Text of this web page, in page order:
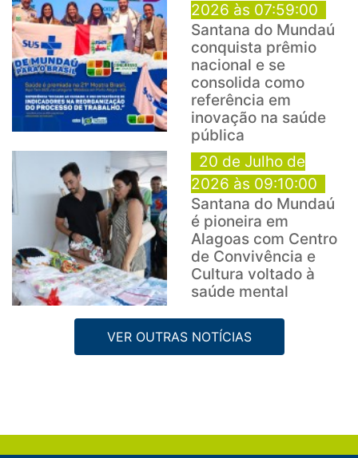
2026 às 07:59:00
Santana do Mundaú
conquista prêmio
nacional e se
consolida como
referência em
inovação na saúde
pública
20 de Julho de
2026 às 09:10:00
Santana do Mundaú
é pioneira em
Alagoas com Centro
de Convivência e
Cultura voltado à
saúde mental
VER OUTRAS NOTÍCIAS